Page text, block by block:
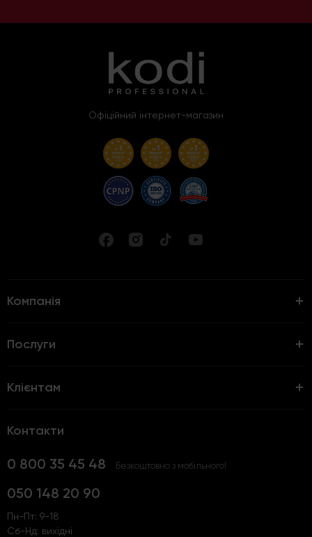
Офіційний інтернет-магазин
Компанія
Послуги
Клієнтам
Контакти
0 800 35 45 48 Безкоштовно з мобільного!
050 148 20 90
Пн-Пт: 9-18
Сб-Нд: вихідні